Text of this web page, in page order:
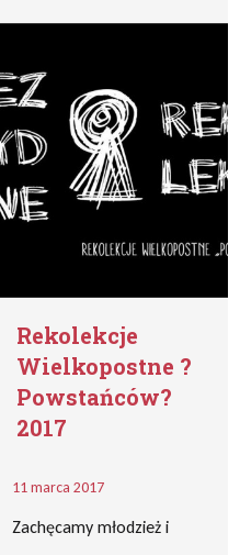
Rekolekcje
Wielkopostne ?
Powstańców?
2017
11 marca 2017
Zachęcamy młodzież i